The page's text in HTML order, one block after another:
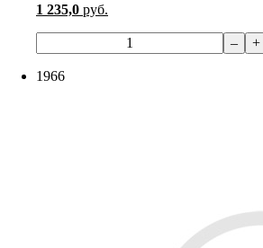
1 235,0 руб.
– +
1966